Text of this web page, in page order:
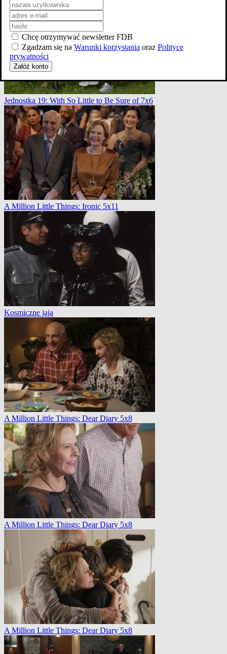
Jednostka 19: With So Little to Be Sure of 7x6
A Million Little Things: Ironic 5x11
Kosmiczne jaja
A Million Little Things: Dear Diary 5x8
A Million Little Things: Dear Diary 5x8
A Million Little Things: Dear Diary 5x8
Chcę otrzymywać newsletter FDB
Zgadzam się na Warunki korzystania oraz Polityce
prywatności
Załóż konto